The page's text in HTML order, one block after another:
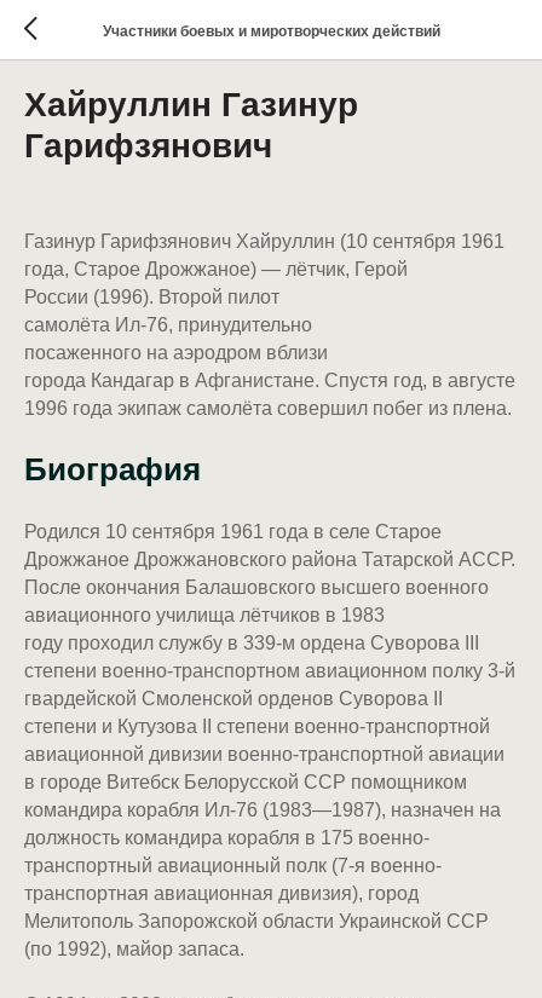
Участники боевых и миротворческих действий
Хайруллин Газинур
Гарифзянович
Газинур Гарифзянович Хайруллин (10 сентября 1961
года, Старое Дрожжаное) — лётчик, Герой
России (1996). Второй пилот
самолёта Ил-76, принудительно
посаженного на аэродром вблизи
города Кандагар в Афганистане. Спустя год, в августе
1996 года экипаж самолёта совершил побег из плена.
Биография
Родился 10 сентября 1961 года в селе Старое
Дрожжаное Дрожжановского района Татарской АССР.
После окончания Балашовского высшего военного
авиационного училища лётчиков в 1983
году проходил службу в 339-м ордена Суворова III
степени военно-транспортном авиационном полку 3-й
гвардейской Смоленской орденов Суворова II
степени и Кутузова II степени военно-транспортной
авиационной дивизии военно-транспортной авиации
в городе Витебск Белорусской ССР помощником
командира корабля Ил-76 (1983—1987), назначен на
должность командира корабля в 175 военно-
транспортный авиационный полк (7-я военно-
транспортная авиационная дивизия), город
Мелитополь Запорожской области Украинской ССР
(по 1992), майор запаса.